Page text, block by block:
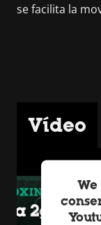
se facilita la
Vídeo